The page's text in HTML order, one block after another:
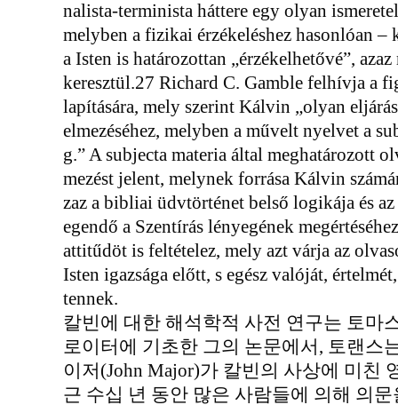
nalista-terminista háttere egy olyan
melyben a fizikai érzékeléshez hasonlóan
a Isten is határozottan „érzékelhetővé”,
keresztül.27 Richard C. Gamble felhívja a
lapítására, mely szerint Kálvin „olyan
elmezéséhez, melyben a művelt nyelvet a
g.” A subjecta materia által meghatározott
mezést jelent, melynek forrása Kálvin
zaz a bibliai üdvtörténet belső logikája és
egendő a Szentírás lényegének
attitűdöt is feltételez, mely azt várja az
Isten igazsága előtt, s egész valóját,
tennek.
칼빈에 대한 해석학적 사전 연구는 토마
로이터에 기초한 그의 논문에서, 토랜스
이저(John Major)가 칼빈의 사상에 미친
근 수십 년 동안 많은 사람들에 의해 의